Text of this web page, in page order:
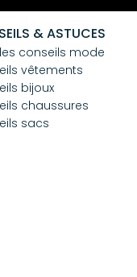
& ASTUCES
conseils mode
vêtements
bijoux
chaussures
sacs